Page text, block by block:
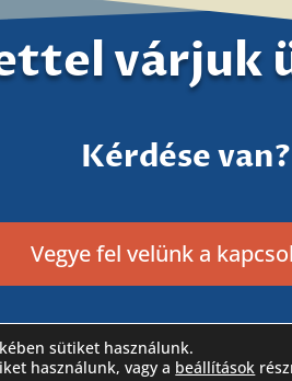
várjuk
Kérdése van?
Vegye fel velünk a
sütiket használunk.
használunk, vagy a beállítások